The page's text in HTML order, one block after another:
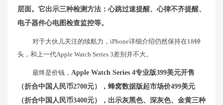
层面。它出示三种检测方法：心跳过速提醒、心律不齐提醒、
电子器件心电图检查监控等。
对于大伙儿关注的续航力，iPhone详细介绍仍然保持在18钟
头，和上一代Apple Watch Series 3差别并不大。
最终是价钱， Apple Watch Series 4专业版399美元开售
（折合中国人民币2700元），蜂窝数据版起市场价499美元
（折合中国人民币3400元），出示灰黑色、深灰色、金黄三种